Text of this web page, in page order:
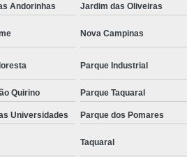
Ozonioterapia
Ozonioterapia para
para Cães Idosos
Ozonioterapia para Pets
24 Horas
Veterinário 24 Horas
Veterinário Campinas
Veterinário
Andorinhas Jardim das Oliveiras
Nova Campinas
Parque Industrial
Quirino Parque Taquaral
Universidades Parque dos Pomares
Taquaral